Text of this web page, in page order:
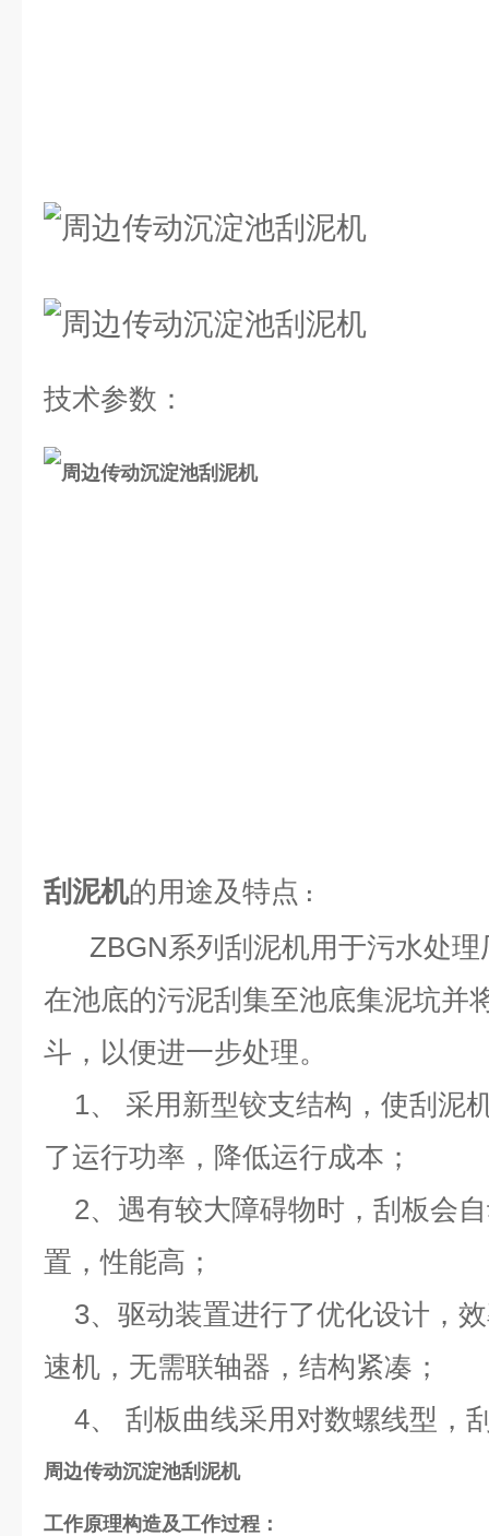
技术参数：
刮泥机的用途及特点 ：
ZBGN系列刮泥机用于污水处理
在池底的污泥刮集至池底集泥坑并
斗，以便进一步处理。
1、 采用新型铰支结构，使刮泥
了运行功率，降低运行成本；
2、遇有较大障碍物时，刮板会
置，性能高；
3、驱动装置进行了优化设计，
速机，无需联轴器，结构紧凑；
4、 刮板曲线采用对数螺线型，
周边传动沉淀池刮泥机
工作原理构造及工作过程：